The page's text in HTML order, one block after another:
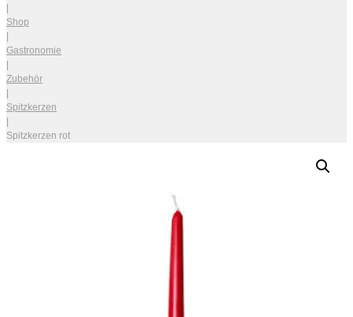
|
Shop
|
Gastronomie
|
Zubehör
|
Spitzkerzen
|
Spitzkerzen rot